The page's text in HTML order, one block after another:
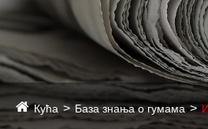
Кућа База знања о гумама